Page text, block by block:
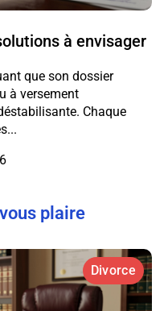
à envisager
que son dossier
à versement
Chaque
plaire
Divorce